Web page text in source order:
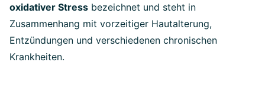
oxidativer Stress bezeichnet und steht in
Zusammenhang mit vorzeitiger Hautalterung,
Entzündungen und verschiedenen chronischen
Krankheiten.